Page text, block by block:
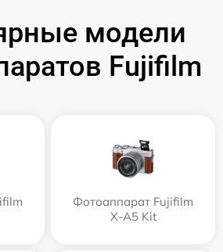
модели
Fujifilm
Фотоаппарат Fujifilm
X-A5 Kit